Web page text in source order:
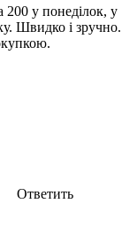
200 у понеділок, у
Швидко і зручно.
Ответить